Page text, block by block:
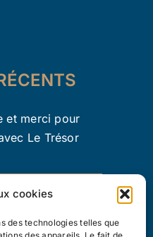
cookies
des technologies telles que
et merci pour
Le Trésor
en 2024 !
par le jeu chez